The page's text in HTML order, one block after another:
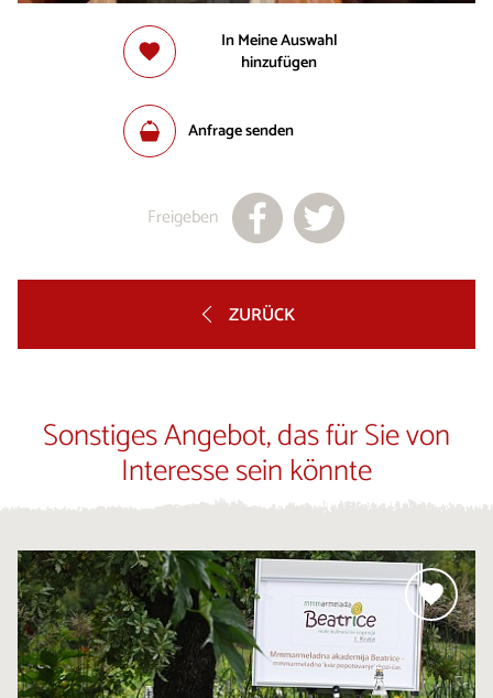
In Meine Auswahl
hinzufügen
Anfrage senden
Freigeben
ZURÜCK
Sonstiges Angebot, das für Sie von
Interesse sein könnte